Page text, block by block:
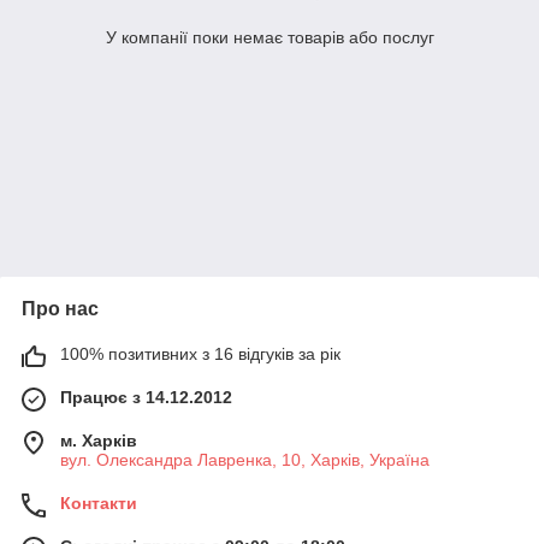
У компанії поки немає товарів або послуг
Про нас
100% позитивних з 16 відгуків за рік
Працює з 14.12.2012
м. Харків
вул. Олександра Лавренка, 10, Харків, Україна
Контакти